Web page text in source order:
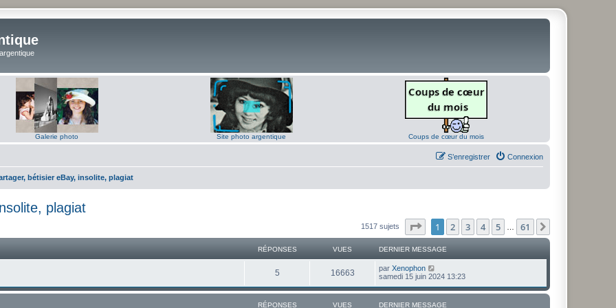
Galerie photo Site photo argentique Coups de cœur du mois
Connexion
S’enregistrer
bétisier eBay, insolite, plagiat
plagiat
1517 sujets Page sur61
1 2 3 4 5 61
RÉPONSES VUES DERNIER MESSAGE
5R
é
16663V
u
D
e
n
par Xenophon
samedi 15 juin 2024 13:23
RÉPONSES VUES DERNIER MESSAGE